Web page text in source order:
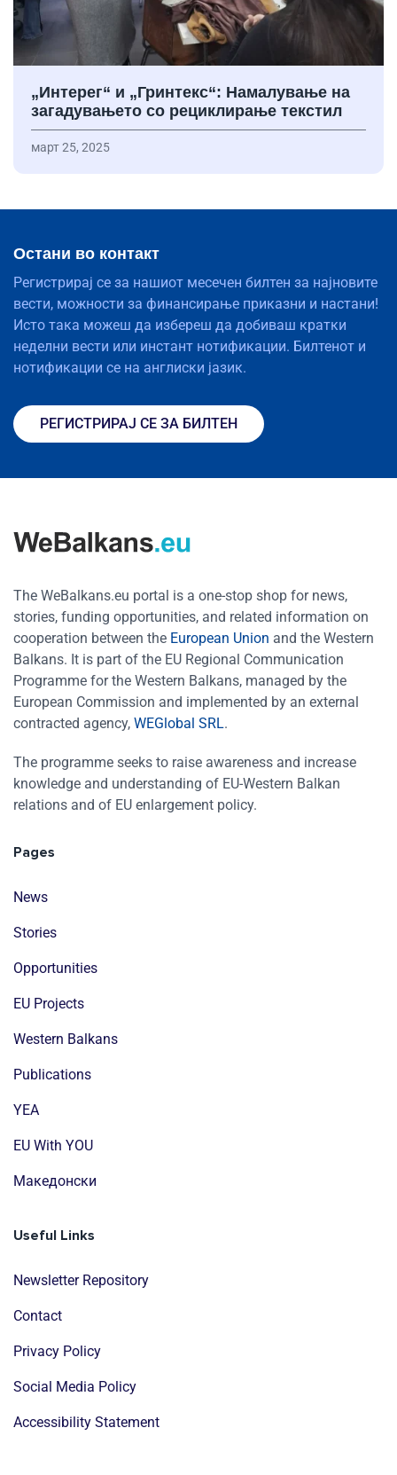
„Интерег“ и „Гринтекс“: Намалување на
загадувањето со рециклирање текстил
март 25, 2025
Остани во контакт
Регистрирај се за нашиот месечен билтен за најновите
вести, можности за финансирање приказни и настани!
Исто така можеш да избереш да добиваш кратки
неделни вести или инстант нотификации. Билтенот и
нотификации се на англиски јазик.
РЕГИСТРИРАЈ СЕ ЗА БИЛТЕН
The WeBalkans.eu portal is a one-stop shop for news,
stories, funding opportunities, and related information on
cooperation between the European Union and the Western
Balkans. It is part of the EU Regional Communication
Programme for the Western Balkans, managed by the
European Commission and implemented by an external
contracted agency, WEGlobal SRL.
The programme seeks to raise awareness and increase
knowledge and understanding of EU-Western Balkan
relations and of EU enlargement policy.
Pages
News
Stories
Opportunities
EU Projects
Western Balkans
Publications
YEA
EU With YOU
Mакедонски
Useful Links
Newsletter Repository
Contact
Privacy Policy
Social Media Policy
Accessibility Statement